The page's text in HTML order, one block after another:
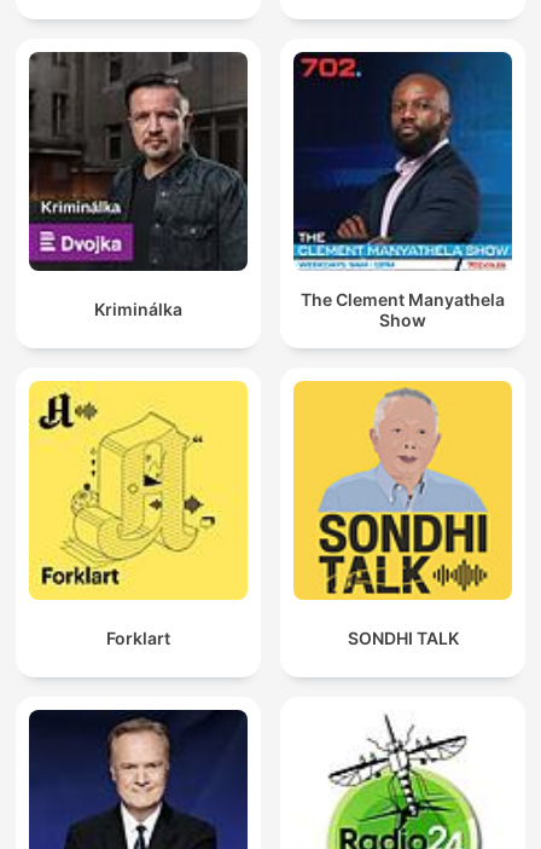
Kriminálka
The Clement Manyathela
Show
Forklart SONDHI TALK